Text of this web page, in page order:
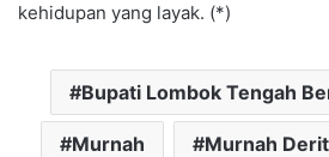
kehidupan yang layak. (*)
Bupati Lombok Tengah
Murnah Murnah